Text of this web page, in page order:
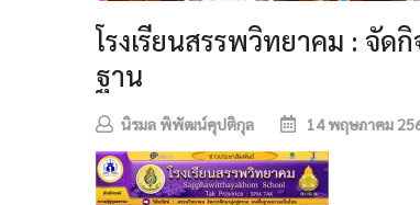
โรงเรียนสรรพวิทยาคม : จั
ฐาน
นิรมล พิพัฒน์คุปติกุล 14 พฤษภาคม